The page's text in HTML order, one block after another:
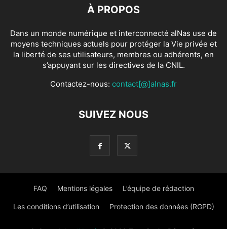
À PROPOS
Dans un monde numérique et interconnecté alNas use de
moyens techniques actuels pour protéger la Vie privée et
la liberté de ses utilisateurs, membres ou adhérents, en
s’appuyant sur les directives de la CNIL.
Contactez-nous: contact[@]alnas.fr
SUIVEZ NOUS
FAQ Mentions légales L’équipe de rédaction
Les conditions d’utilisation Protection des données (RGPD)